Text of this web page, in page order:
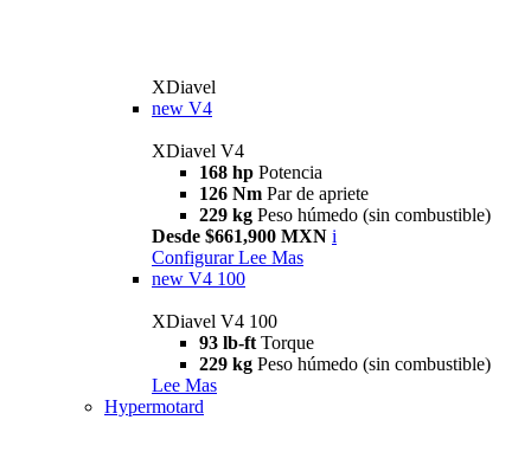
XDiavel
new V4
XDiavel V4
168 hp Potencia
126 Nm Par de apriete
229 kg Peso húmedo (sin combustible)
Desde $661,900 MXN i
Configurar Lee Mas
new V4 100
XDiavel V4 100
93 lb-ft Torque
229 kg Peso húmedo (sin combustible)
Lee Mas
Hypermotard